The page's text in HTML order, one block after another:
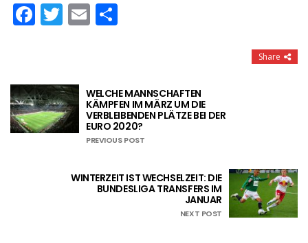
Facebook
Twitter
Email
Share
WELCHE MANNSCHAFTEN
KÄMPFEN IM MÄRZ UM DIE
VERBLEIBENDEN PLÄTZE BEI DER
EURO 2020?
PREVIOUS POST
WINTERZEIT IST WECHSELZEIT: DIE
BUNDESLIGA TRANSFERS IM
JANUAR
NEXT POST